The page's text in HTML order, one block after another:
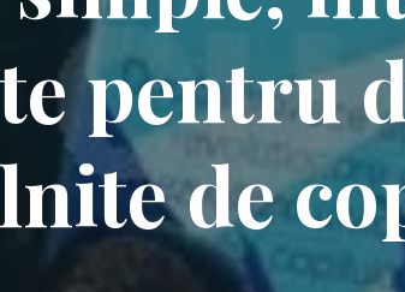
pentru
de